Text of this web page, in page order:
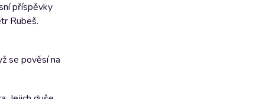
příspěvky
Rubeš.
se pověsí na